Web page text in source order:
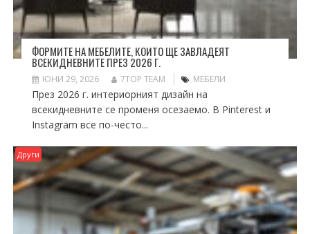
ФОРМИТЕ НА МЕБЕЛИТЕ, КОИТО ЩЕ ЗАВЛАДЕЯТ
ВСЕКИДНЕВНИТЕ ПРЕЗ 2026 Г.
ЮНИ 29, 2026 7TOP TEAM МЕБЕЛИ
През 2026 г. интериорният дизайн на
всекидневните се променя осезаемо. В Pinterest и
Instagram все по-често...
Други